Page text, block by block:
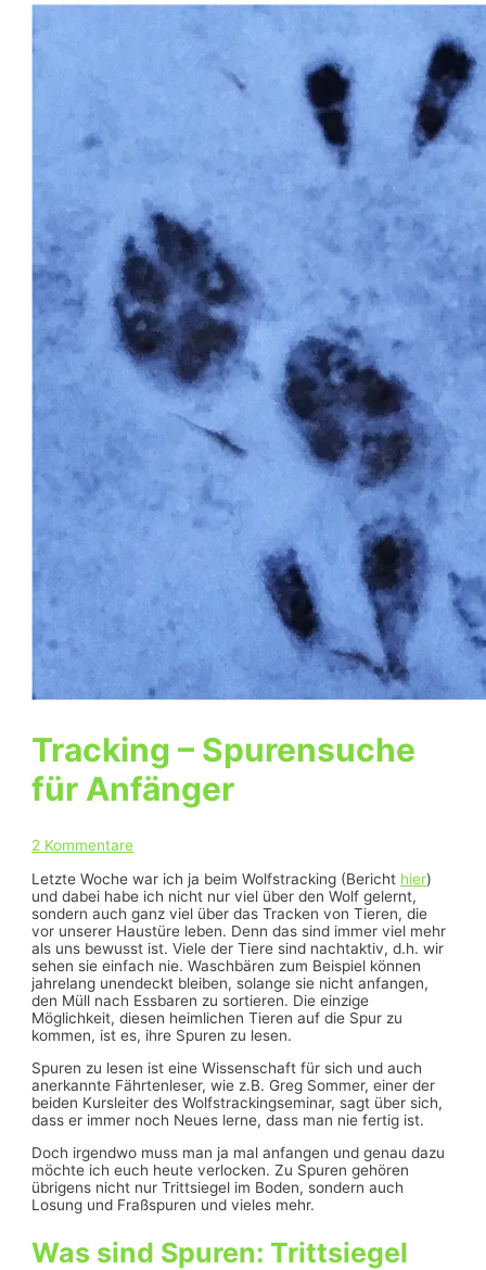
Tracking – Spurensuche
für Anfänger
2 Kommentare
Letzte Woche war ich ja beim Wolfstracking (Bericht hier)
und dabei habe ich nicht nur viel über den Wolf gelernt,
sondern auch ganz viel über das Tracken von Tieren, die
vor unserer Haustüre leben. Denn das sind immer viel mehr
als uns bewusst ist. Viele der Tiere sind nachtaktiv, d.h. wir
sehen sie einfach nie. Waschbären zum Beispiel können
jahrelang unendeckt bleiben, solange sie nicht anfangen,
den Müll nach Essbaren zu sortieren. Die einzige
Möglichkeit, diesen heimlichen Tieren auf die Spur zu
kommen, ist es, ihre Spuren zu lesen.
Spuren zu lesen ist eine Wissenschaft für sich und auch
anerkannte Fährtenleser, wie z.B. Greg Sommer, einer der
beiden Kursleiter des Wolfstrackingseminar, sagt über sich,
dass er immer noch Neues lerne, dass man nie fertig ist.
Doch irgendwo muss man ja mal anfangen und genau dazu
möchte ich euch heute verlocken. Zu Spuren gehören
übrigens nicht nur Trittsiegel im Boden, sondern auch
Losung und Fraßspuren und vieles mehr.
Was sind Spuren: Trittsiegel